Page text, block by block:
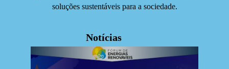
soluções sustentáveis para a sociedade.
Notícias